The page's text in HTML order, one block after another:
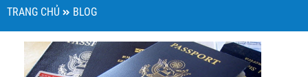
TRANG CHỦ BLOG